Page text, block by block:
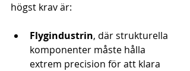
högst krav är:
Flygindustrin, där strukturella
komponenter måste hålla
extrem precision för att klara